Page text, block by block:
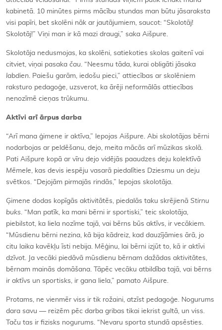
kabinetā. 10 minūtes pirms mācību stundas man būtu jāsaraksta
visi papīri, bet skolēni nāk ar jautājumiem, saucot: “Skolotāj!
Skolotāj!” Viņi man ir kā mazi draugi,” saka Aišpure.
Skolotāja nedusmojas, ka skolēni, satiekoties skolas gaitenī vai
citviet, viņai pasaka čau. “Neesmu tāda, kurai obligāti jāsaka
labdien. Paiešu garām, iedošu pieci,” attiecības ar skolēniem
raksturo pedagoģe, uzsverot, ka ārēji neformālās attiecības
nenozīmē cieņas trūkumu.
Aktīvi arī ārpus darba
“Arī mana ģimene ir aktīva,” lepojas Aišpure. Abi skolotājas bērni
nodarbojas ar peldēšanu, dejo, meita mācās arī mūzikas skolā.
Pati Aišpure kopā ar vīru dejo vidējās paaudzes deju kolektīvā
Mēmele, kas devis iespēju vasarā piedalīties Dziesmu un deju
svētkos. “Dejojām pirmajās rindās,” lepojas skolotāja.
Ģimene dodas kopīgās aktivitātēs, piedalās taku skrējienā Stirnu
buks. “Man patīk, ka mani bērni ir sportiski,” teic skolotāja,
piebilstot, ka liela nozīme tajā, vai bērns būs aktīvs, ir vecākiem.
“Mūsdienu bērni nezina, kā bija kādreiz, kad dauzījāmies ārā, jo
citu laika kavēkļu īsti nebija. Mēģinu, lai bērni izjūt to, kā ir aktīvi
dzīvot. Ja vecāki piedāvā mūsdienu bērnam dažādas aktivitātes,
bērnam mainās domāšana. Tāpēc vecāku atbildība tajā, vai bērns
ir aktīvs un sportisks, ir gana liela,” pamato Aišpure.
Protams, ne vienmēr viss ir tik rožaini, atzīst pedagoģe. Nogurums
dara savu — reizēm pēc darba gribas tikai iekrist gultā, un viss.
Taču tas ir fizisks nogurums. “Nevaru sporta stundā apsēsties.